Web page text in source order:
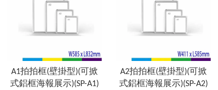
A1拍拍框(壁掛型)(可掀
式鋁框海報展示)(SP-A1)
A2拍拍框(壁掛型)(可掀
式鋁框海報展示)(SP-A2)